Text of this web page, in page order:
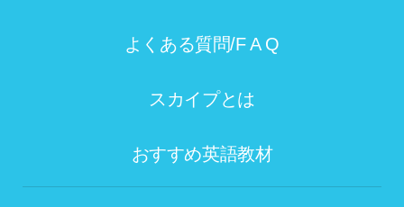
よくある質問/F A Q
スカイプとは
おすすめ英語教材